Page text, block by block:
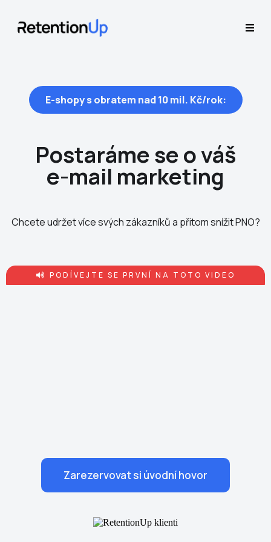
E-shopy s obratem nad 10 mil. Kč/rok:
Postaráme se o váš
e-mail marketing
Chcete udržet více svých zákazníků a přitom snížit PNO?
PODÍVEJTE SE PRVNÍ NA TOTO VIDEO
Zarezervovat si úvodní hovor